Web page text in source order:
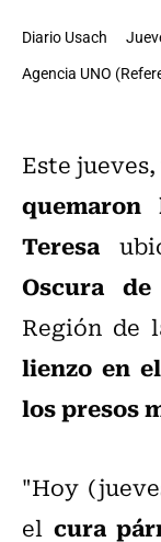
Diario Usach
Agencia UNO
Este jueves,
Teresa
Oscura
Región de
lienzo en
los presos
"Hoy
el cura